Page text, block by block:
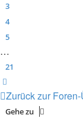
3
4
5
…
21
Zurück zur
Gehe zu